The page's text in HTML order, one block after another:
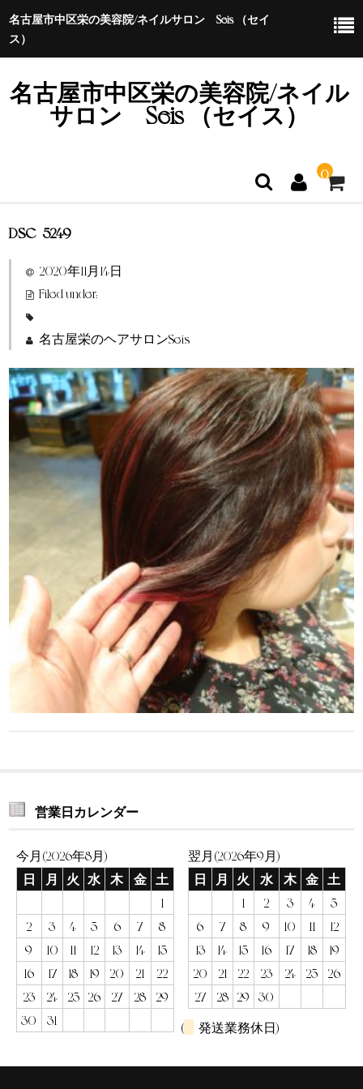
名古屋市中区栄の美容院/ネイルサロン Seis （セイ
ス）
名古屋市中区栄の美容院/ネイル
サロン Seis （セイス）
0
ホーム
特定商取引法に基づく表示
DSC_5249
2020年11月14日
Filed under:
名古屋栄のヘアサロンSeis
営業日カレンダー
今月(2026年8月)
日
月 火 水 木 金
土
1
2
3 4 5 6 7
8
9
10 11 12 13 14
15
16
17 18 19 20 21
22
23
24 25 26 27 28
29
30
31
翌月(2026年9月)
日
月 火 水 木 金
土
1
2 3 4
5
6
7 8 9 10 11
12
13
14 15 16 17 18
19
20
21 22 23 24 25
26
27
28 29
30
(
発送業務休日)